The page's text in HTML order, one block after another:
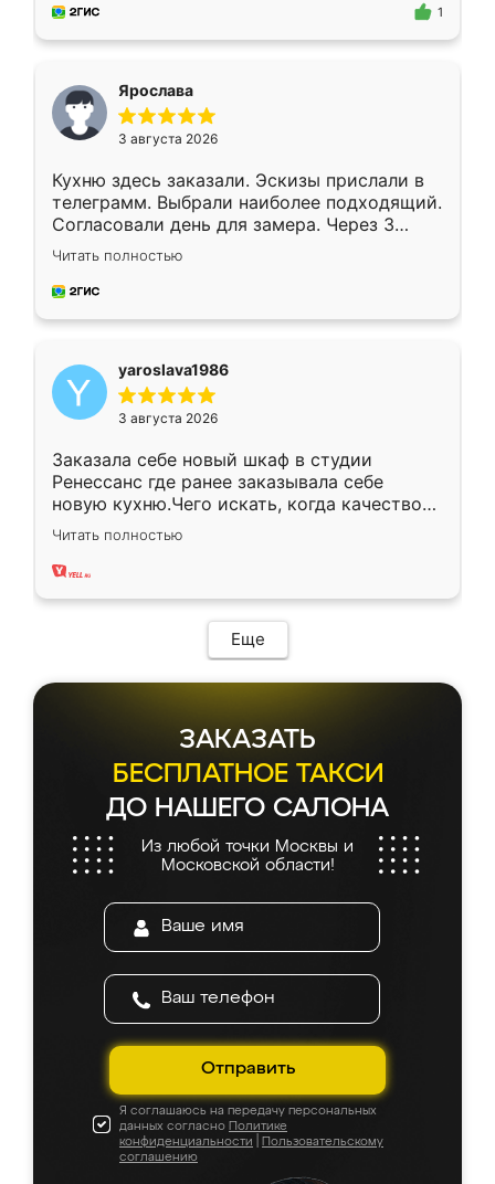
предложил по моему эскизу самый
1
Ярослава
3 августа 2026
Кухню здесь заказали. Эскизы прислали в
телеграмм. Выбрали наиболее подходящий.
Согласовали день для замера. Через 3
недели кухня была уже готова. Остались
довольны работой. Спасибо Ренессанс
мебель за качественную работу!
Читать полностью
yaroslava1986
3 августа 2026
Заказала себе новый шкаф в студии
Ренессанс где ранее заказывала себе
новую кухню.Чего искать, когда качеством
вполне довольна. Служит кухня уже почти
два года, нареканий нет.
Читать полностью
Еще
ЗАКАЗАТЬ
БЕСПЛАТНОЕ ТАКСИ
ДО НАШЕГО САЛОНА
Из любой точки Москвы и
Московской области!
Отправить
Я соглашаюсь на передачу персональных
данных согласно Политике
конфиденциальности
Пользовательскому
соглашению